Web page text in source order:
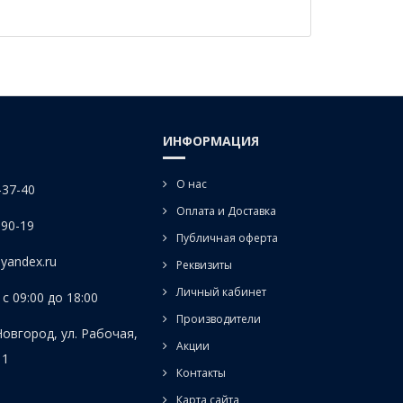
40
19
09:00 до 18:00
ул. Рабочая,
ИНФОРМАЦИЯ
О нас
Оплата и Доставка
Публичная оферта
Реквизиты
Личный кабинет
Производители
Акции
Контакты
Карта сайта